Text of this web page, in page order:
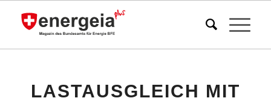
LASTAUSGLEICH MIT